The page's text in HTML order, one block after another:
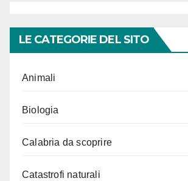
LE CATEGORIE DEL SITO
Animali
Biologia
Calabria da scoprire
Catastrofi naturali